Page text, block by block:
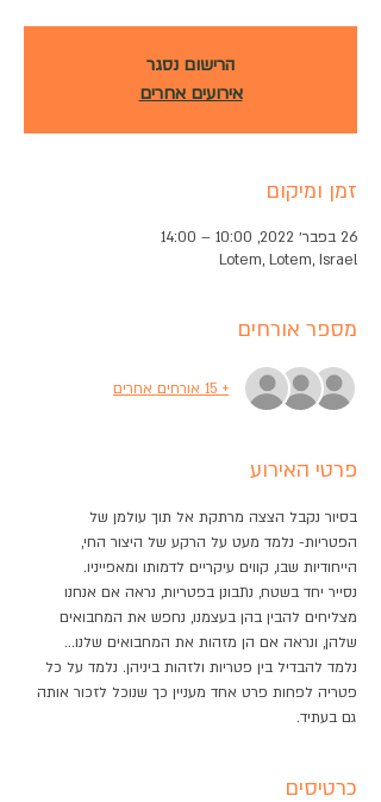
הרישום נסגר
אירועים אחרים
זמן ומיקום
26 בפבר׳ 2022, 10:00 – 14:00
Lotem, Lotem, Israel
מספר אורחים
+ 15 אורחים אחרים
פרטי האירוע
בסיור נקבל הצצה מרתקת אל תוך עולמן של
הפטריות- נלמד מעט על הרקע של היצור החי,
הייחודיות שבו, קווים עיקריים לדמותו ומאפייניו.
נסייר יחד בשטח, נתבונן בפטריות, נראה אם אנחנו
מצליחים להבין בהן בעצמנו, נחפש את המחבואים
שלהן, ונראה אם הן מזהות את המחבואים שלנו...
נלמד להבדיל בין פטריות ולזהות ביניהן. נלמד על כל
פטריה לפחות פרט אחד מעניין כך שנוכל לזכור אותה
גם בעתיד.
כרטיסים